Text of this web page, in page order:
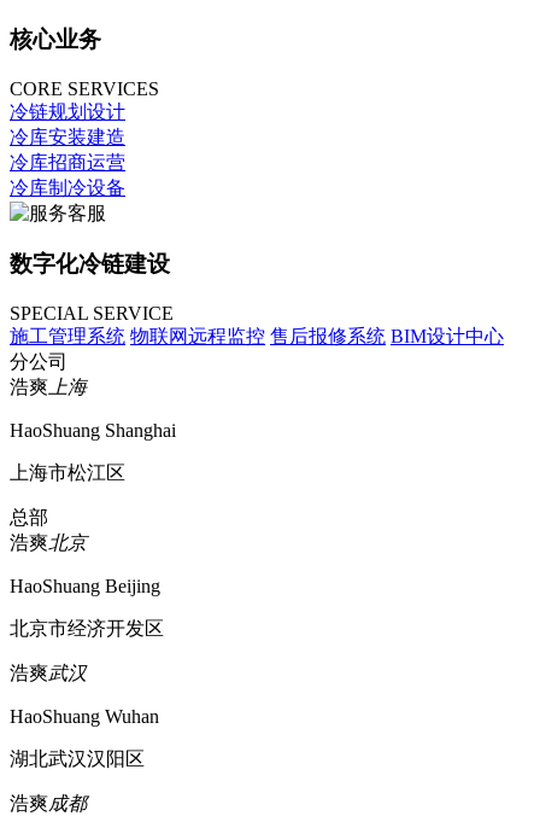
核心业务
CORE SERVICES
冷链规划设计
冷库安装建造
冷库招商运营
冷库制冷设备
数字化冷链建设
SPECIAL SERVICE
施工管理系统 物联网远程监控 售后报修系统 BIM设计中心
分公司
浩爽 上海
HaoShuang Shanghai
上海市松江区
总部
浩爽北京
HaoShuang Beijing
北京市经济开发区
浩爽武汉
HaoShuang Wuhan
湖北武汉汉阳区
浩爽成都